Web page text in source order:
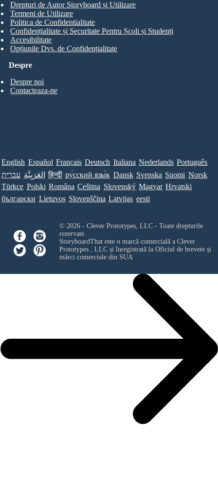
Despre
Despre noi
Contacteaza-ne
Drepturi de Autor Storyboard și Utilizare
Termeni de Utilizare
Politica de Confidentialitate
Confidențialitate și Securitate Pentru Școli și Studenți
Accesibilitate
Opțiunile Dvs. de Confidențialitate
English Español Français Deutsch Italiana Nederlands Português
עברית العَرَبِيَّة हिन्दी ру́сский язы́к Dansk Svenska Suomi Norsk
Türkçe Polski Româna Ceština Slovenský Magyar Hrvatski
български Lietuvos Slovenščina Latvijas eesti
© 2026 - Clever Prototypes, LLC - Toate drepturile
rezervate.
StoryboardThat este o marcă comercială a Clever
Prototypes , LLCși înregistrată la Oficiul de brevete și
mărci comerciale din SUA